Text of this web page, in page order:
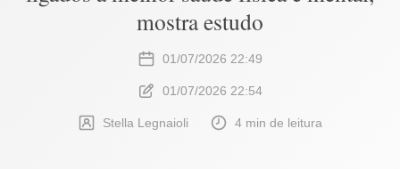
mostra estudo
01/07/2026 22:49
01/07/2026 22:54
Stella Legnaioli 4 min de leitura